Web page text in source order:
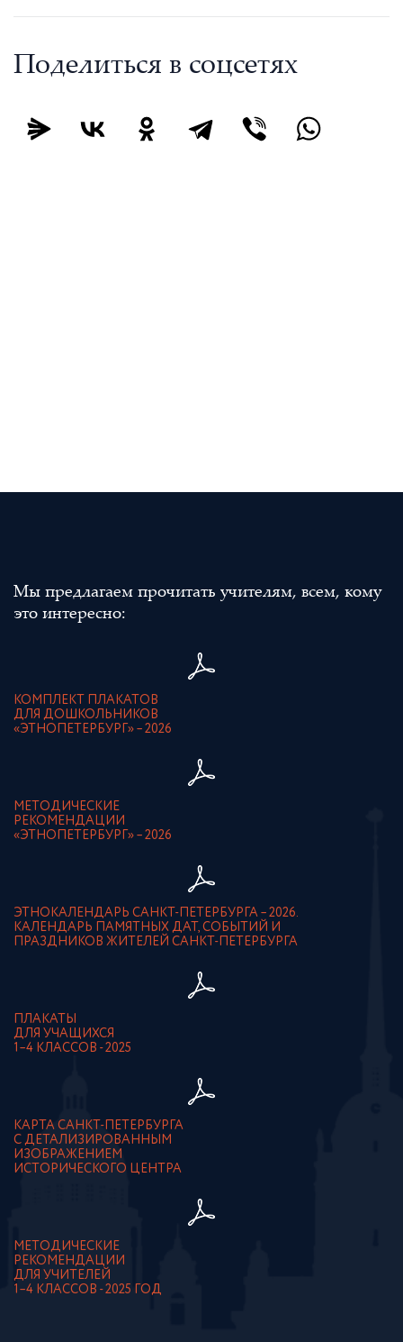
Поделиться в соцсетях
Мы предлагаем прочитать учителям, всем, кому
это интересно:
КОМПЛЕКТ ПЛАКАТОВ
ДЛЯ ДОШКОЛЬНИКОВ
«ЭТНОПЕТЕРБУРГ» – 2026
МЕТОДИЧЕСКИЕ
РЕКОМЕНДАЦИИ
«ЭТНОПЕТЕРБУРГ» – 2026
ЭТНОКАЛЕНДАРЬ САНКТ-ПЕТЕРБУРГА – 2026.
КАЛЕНДАРЬ ПАМЯТНЫХ ДАТ, СОБЫТИЙ И
ПРАЗДНИКОВ ЖИТЕЛЕЙ САНКТ-ПЕТЕРБУРГА
ПЛАКАТЫ
ДЛЯ УЧАЩИХСЯ
1–4 КЛАССОВ - 2025
КАРТА САНКТ-ПЕТЕРБУРГА
С ДЕТАЛИЗИРОВАННЫМ
ИЗОБРАЖЕНИЕМ
ИСТОРИЧЕСКОГО ЦЕНТРА
МЕТОДИЧЕСКИЕ
РЕКОМЕНДАЦИИ
ДЛЯ УЧИТЕЛЕЙ
1–4 КЛАССОВ - 2025 ГОД